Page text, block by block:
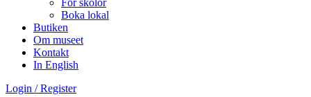
För skolor
Boka lokal
Butiken
Om museet
Kontakt
In English
Login / Register